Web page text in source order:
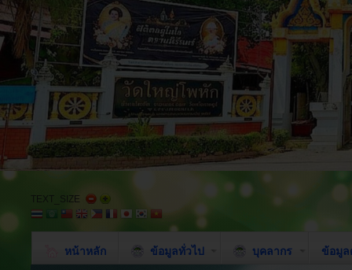
TEXT_SIZE
หน้าหลัก ข้อมูลทั่วไป บุคลากร ข้อมูล